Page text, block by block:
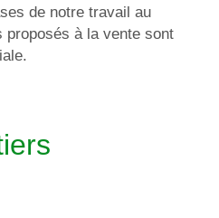
de notre travail au
proposés à la vente sont